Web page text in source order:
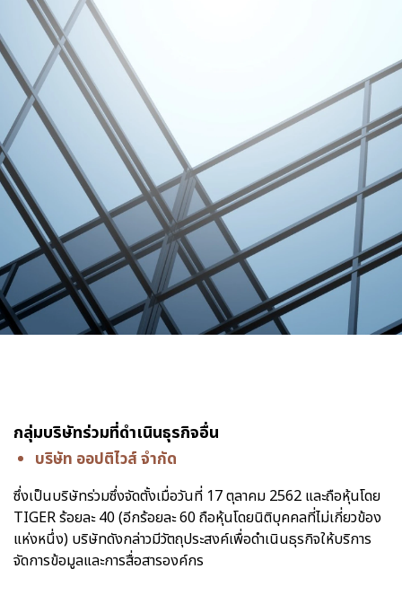
กลุ่มบริษัทร่วมที่ดำเนินธุรกิจอื่น
บริษัท ออปติไวส์ จำกัด
ซึ่งเป็นบริษัทร่วมซึ่งจัดตั้งเมื่อวันที่ 17 ตุลาคม 2562 และถือหุ้นโดย
TIGER ร้อยละ 40 (อีกร้อยละ 60 ถือหุ้นโดยนิติบุคคลที่ไม่เกี่ยวข้อง
แห่งหนึ่ง) บริษัทดังกล่าวมีวัตถุประสงค์เพื่อดำเนินธุรกิจให้บริการ
จัดการข้อมูลและการสื่อสารองค์กร